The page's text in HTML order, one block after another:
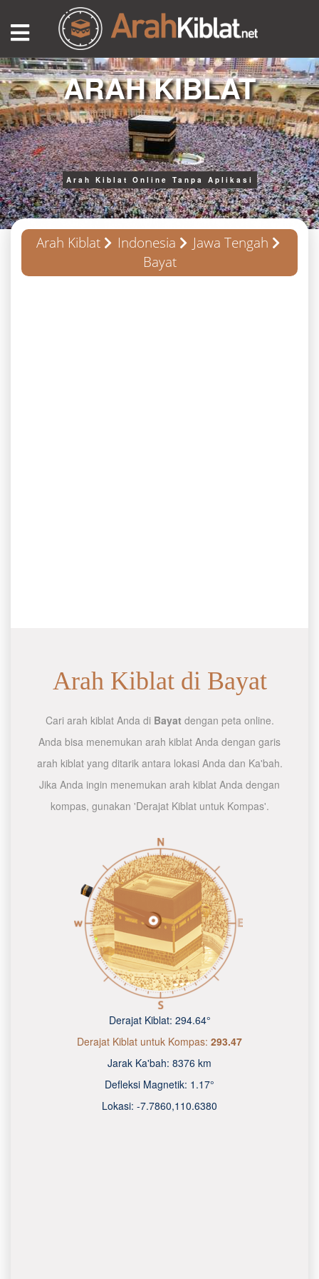
ARAH KIBLAT
Arah Kiblat Online Tanpa Aplikasi
Arah Kiblat Indonesia
Jawa Tengah
Bayat
Arah Kiblat di Bayat
Cari arah kiblat Anda di Bayat dengan peta online.
Anda bisa menemukan arah kiblat Anda dengan garis
arah kiblat yang ditarik antara lokasi Anda dan Ka'bah.
Jika Anda ingin menemukan arah kiblat Anda dengan
kompas, gunakan 'Derajat Kiblat untuk Kompas'.
Derajat Kiblat: 294.64°
Derajat Kiblat untuk Kompas: 293.47
Jarak Ka'bah: 8376 km
Defleksi Magnetik: 1.17°
Lokasi: -7.7860,110.6380